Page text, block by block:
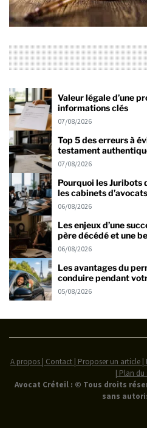
Valeur légale d’une
informations clés
07/08/2026
Top 5 des erreurs à
testament
07/08/2026
Pourquoi les Juribots
les cabinets d’avocats
06/08/2026
Les enjeux d’une
père décédé et une
06/08/2026
Les avantages du
conduire pendant
05/08/2026
A propos | Contact | Proposer un article |
| Plan du
Avocat Créteil : © Tous droits
sans